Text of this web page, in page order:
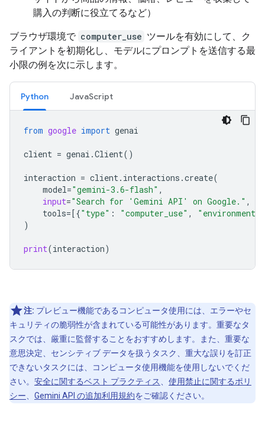
購入の判断に役立てるなど）
ブラウザ環境で computer_use ツールを有効にして、ク
ライアントを初期化し、モデルにプロンプトを送信する最
小限の例を次に示します。
Python JavaScript
from google import genai
client = genai .Client()
interaction = client. interactions .create(
model="gemini-3.6-flash" ,
input="Search for 'Gemini API' on Google." ,
tools=[{"type" : "computer_use" , "environment"
)
print(interaction)
注: プレビュー機能であるコンピュータ使用には、エラーやセ
キュリティの脆弱性が含まれている可能性があります。重要なタ
スクでは、厳重に監督することをおすすめします。また、重要な
意思決定、センシティブ データを扱うタスク、重大な誤りを訂正
できないタスクには、コンピュータ使用機能を使用しないでくだ
さい。 安全に関するベスト プラクティス
使用禁止に関するポリ
シー
Gemini API の追加利用規約をご確認ください。